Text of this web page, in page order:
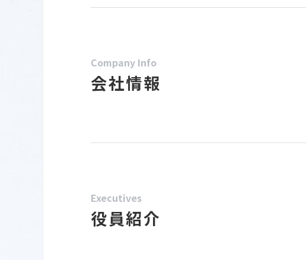
Company Info
会社情報
Executives
役員紹介